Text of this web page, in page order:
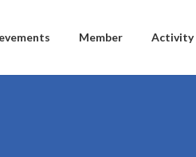
Member Activity